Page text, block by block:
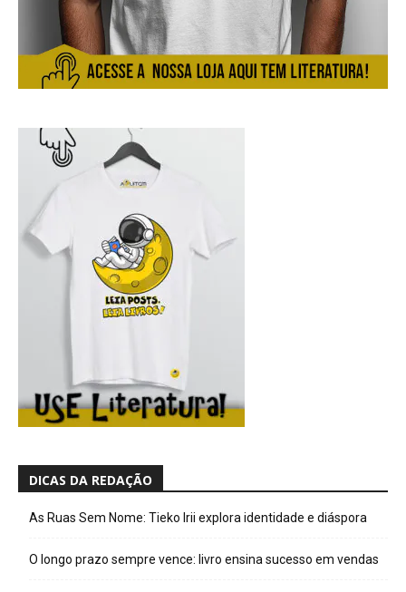
DICAS DA REDAÇÃO
As Ruas Sem Nome: Tieko Irii explora identidade e diáspora
O longo prazo sempre vence: livro ensina sucesso em vendas